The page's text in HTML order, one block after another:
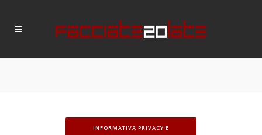
INFORMATIVA PRIVACY E